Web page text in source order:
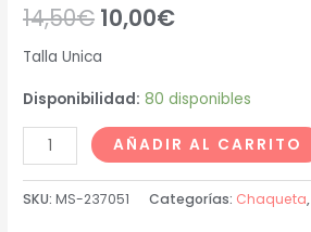
14,50€ 10,00€
Talla Unica
Disponibilidad: 80 disponibles
AÑADIR AL CARRITO
SKU:MS-237051 Categorías: Chaqueta,